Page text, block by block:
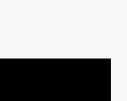
aventura